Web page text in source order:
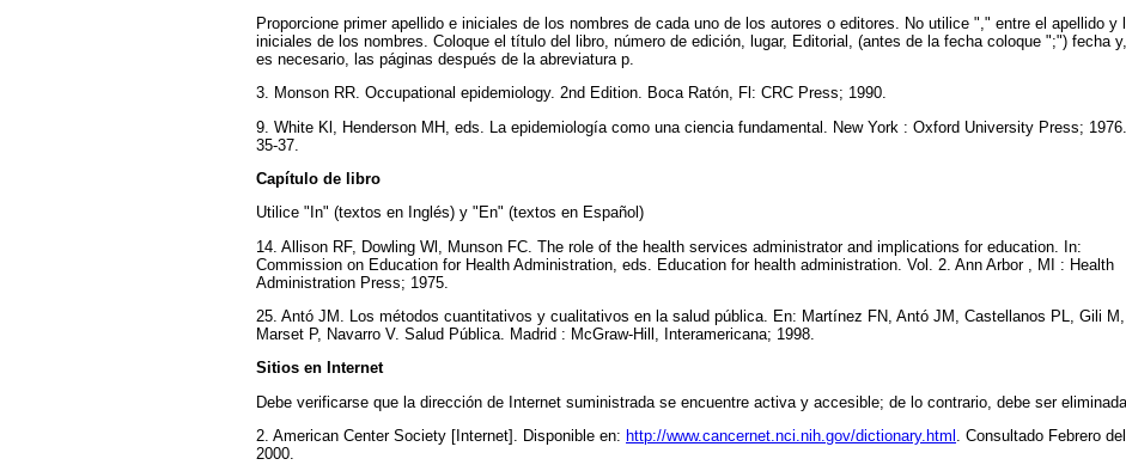
Proporcione primer apellido e iniciales de los nombres de cada uno de los autores o editores. No utilice "," entre el apellido y
iniciales de los nombres. Coloque el título del libro, número de edición, lugar, Editorial, (antes de la fecha coloque ";") fecha
es necesario, las páginas después de la abreviatura p.
3. Monson RR. Occupational epidemiology. 2nd Edition. Boca Ratón, Fl: CRC Press; 1990.
9. White Kl, Henderson MH, eds. La epidemiología como una ciencia fundamental. New York : Oxford University Press; 1976.
35-37.
Capítulo de libro
Utilice "In" (textos en Inglés) y "En" (textos en Español)
14. Allison RF, Dowling Wl, Munson FC. The role of the health services administrator and implications for education. In:
Commission on Education for Health Administration, eds. Education for health administration. Vol. 2. Ann Arbor , MI : Health
Administration Press; 1975.
25. Antó JM. Los métodos cuantitativos y cualitativos en la salud pública. En: Martínez FN, Antó JM, Castellanos PL, Gili M,
Marset P, Navarro V. Salud Pública. Madrid : McGraw-Hill, Interamericana; 1998.
Sitios en Internet
Debe verificarse que la dirección de Internet suministrada se encuentre activa y accesible; de lo contrario, debe ser eliminada.
2. American Center Society [Internet]. Disponible en: http://www.cancernet.nci.nih.gov/dictionary.html . Consultado Febrero del
2000.